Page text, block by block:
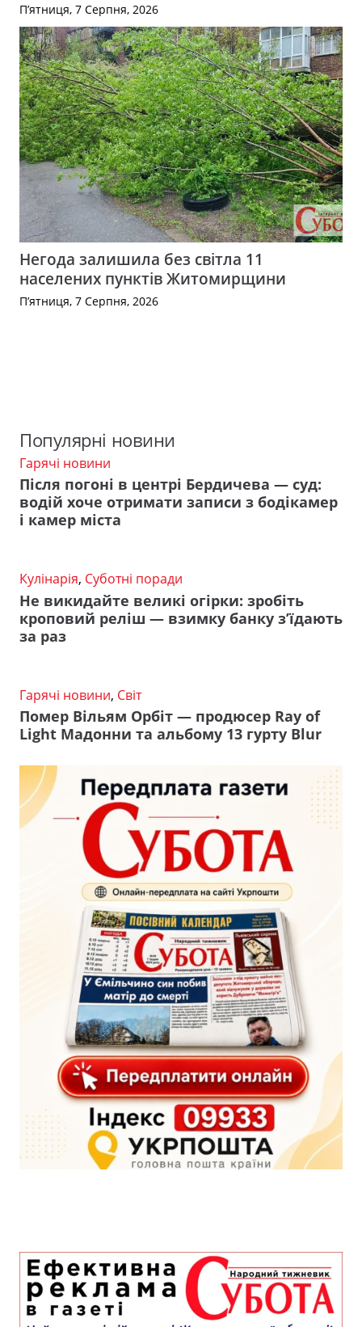
П’ятниця, 7 Серпня, 2026
Негода залишила без світла 11
населених пунктів Житомирщини
П’ятниця, 7 Серпня, 2026
Популярні новини
Гарячі новини
Після погоні в центрі Бердичева — суд:
водій хоче отримати записи з бодікамер
і камер міста
Кулінарія, Суботні поради
Не викидайте великі огірки: зробіть
кроповий реліш — взимку банку з’їдають
за раз
Гарячі новини, Світ
Помер Вільям Орбіт — продюсер Ray of
Light Мадонни та альбому 13 гурту Blur